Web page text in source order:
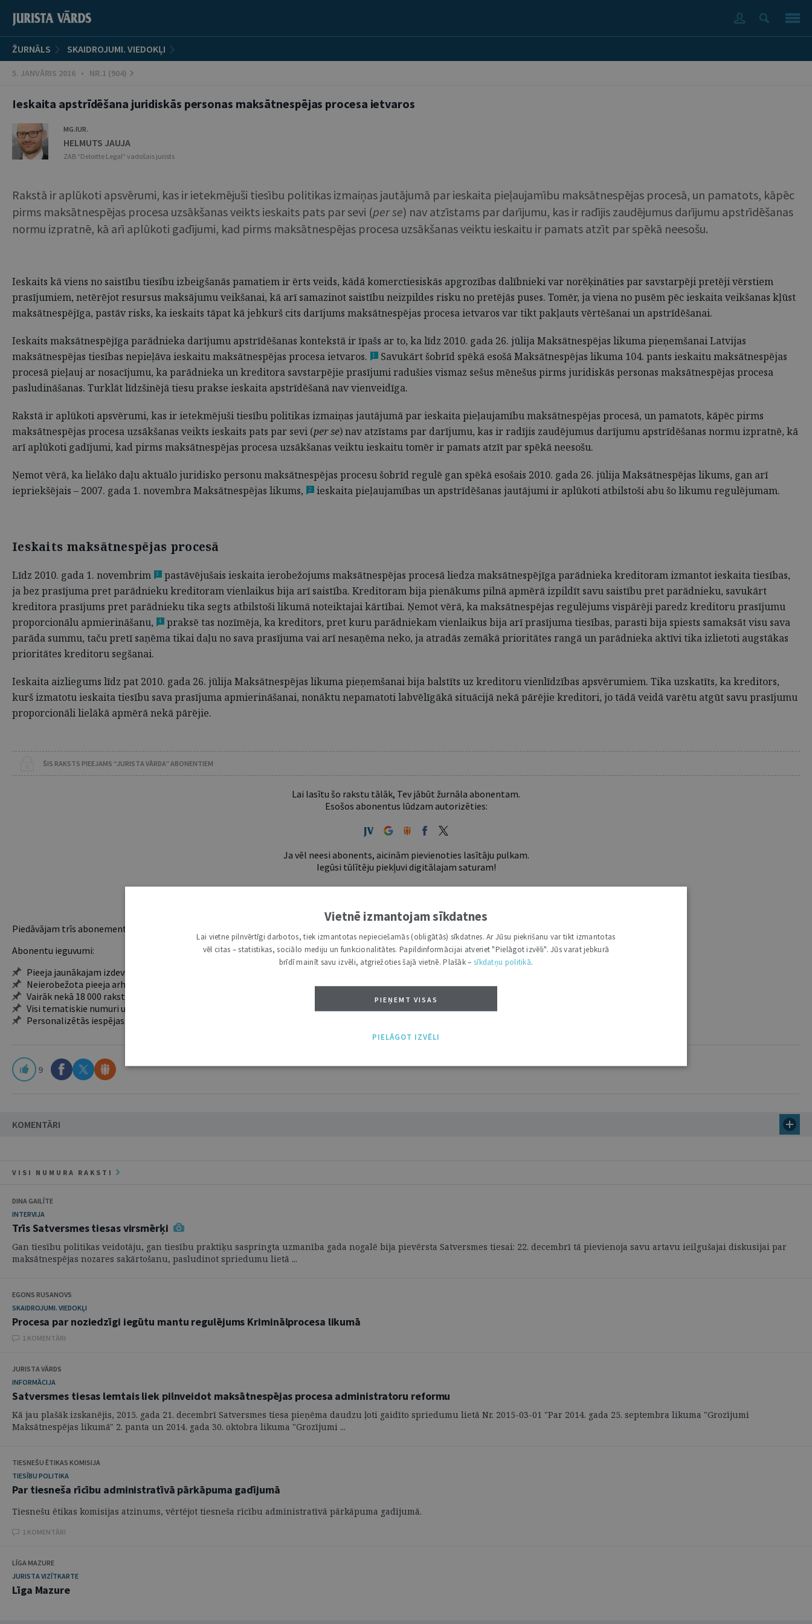
ŽURNĀLS SKAIDROJUMI. VIEDOKĻI
5. JANVĀRIS 2016 • NR.1 (904)
Ieskaita apstrīdēšana juridiskās personas maksātnespējas procesa ietvaros
MG.IUR.
HELMUTS JAUJA
ZAB “Deloitte Legal” vadošais jurists
Rakstā ir aplūkoti apsvērumi, kas ir ietekmējuši tiesību politikas izmaiņas jautājumā par ieskaita pieļaujamību maksātnespējas procesā, un pamatots, kāpēc
pirms maksātnespējas procesa uzsākšanas veikts ieskaits pats par sevi (perse) nav atzīstams par darījumu, kas ir radījis zaudējumus darījumu apstrīdēšanas
normu izpratnē, kā arī aplūkoti gadījumi, kad pirms maksātnespējas procesa uzsākšanas veiktu ieskaitu ir pamats atzīt par spēkā neesošu.
Ieskaits kā viens no saistību tiesību izbeigšanās pamatiem ir ērts veids, kādā komerctiesiskās apgrozības dalībnieki var norēķināties par savstarpēji pretēji vērstiem
prasījumiem, netērējot resursus maksājumu veikšanai, kā arī samazinot saistību neizpildes risku no pretējās puses. Tomēr, ja viena no pusēm pēc ieskaita veikšanas kļūst
maksātnespējīga, pastāv risks, ka ieskaits tāpat kā jebkurš cits darījums maksātnespējas procesa ietvaros var tikt pakļauts vērtēšanai un apstrīdēšanai.
Ieskaits maksātnespējīga parādnieka darījumu apstrīdēšanas kontekstā ir īpašs ar to, ka līdz 2010. gada 26. jūlija Maksātnespējas likuma pieņemšanai Latvijas
maksātnespējas tiesības nepieļāva ieskaitu maksātnespējas procesa ietvaros.
1
Savukārt šobrīd spēkā esošā Maksātnespējas likuma 104. pants ieskaitu maksātnespējas
procesā pieļauj ar nosacījumu, ka parādnieka un kreditora savstarpējie prasījumi radušies vismaz sešus mēnešus pirms juridiskās personas maksātnespējas procesa
pasludināšanas. Turklāt līdzšinējā tiesu prakse ieskaita apstrīdēšanā nav vienveidīga.
Rakstā ir aplūkoti apsvērumi, kas ir ietekmējuši tiesību politikas izmaiņas jautājumā par ieskaita pieļaujamību maksātnespējas procesā, un pamatots, kāpēc pirms
maksātnespējas procesa uzsākšanas veikts ieskaits pats par sevi (per se) nav atzīstams par darījumu, kas ir radījis zaudējumus darījumu apstrīdēšanas normu izpratnē, kā
arī aplūkoti gadījumi, kad pirms maksātnespējas procesa uzsākšanas veiktu ieskaitu tomēr ir pamats atzīt par spēkā neesošu.
Ņemot vērā, ka lielāko daļu aktuālo juridisko personu maksātnespējas procesu šobrīd regulē gan spēkā esošais 2010. gada 26. jūlija Maksātnespējas likums, gan arī
iepriekšējais – 2007. gada 1. novembra Maksātnespējas likums,
2 ieskaita pieļaujamības un apstrīdēšanas jautājumi ir aplūkoti atbilstoši abu šo likumu regulējumam.
Ieskaits maksātnespējas procesā
Līdz 2010. gada 1. novembrim 3
pastāvējušais ieskaita ierobežojums maksātnespējas procesā liedza maksātnespējīga parādnieka kreditoram izmantot ieskaita tiesības,
ja bez prasījuma pret parādnieku kreditoram vienlaikus bija arī saistība. Kreditoram bija pienākums pilnā apmērā izpildīt savu saistību pret parādnieku, savukārt
kreditora prasījums pret parādnieku tika segts atbilstoši likumā noteiktajai kārtībai. Ņemot vērā, ka maksātnespējas regulējums vispārēji paredz kreditoru prasījumu
proporcionālu apmierināšanu,
4
praksē tas nozīmēja, ka kreditors, pret kuru parādniekam vienlaikus bija arī prasījuma tiesības, parasti bija spiests samaksāt visu sava
parāda summu, taču pretī saņēma tikai daļu no sava prasījuma vai arī nesaņēma neko, ja atradās zemākā prioritātes rangā un parādnieka aktīvi tika izlietoti augstākas
prioritātes kreditoru segšanai.
Ieskaita aizliegums līdz pat 2010. gada 26. jūlija Maksātnespējas likuma pieņemšanai bija balstīts uz kreditoru vienlīdzības apsvērumiem. Tika uzskatīts, ka kreditors,
kurš izmatotu ieskaita tiesību sava prasījuma apmierināšanai, nonāktu nepamatoti labvēlīgākā situācijā nekā pārējie kreditori, jo tādā veidā varētu atgūt savu prasījumu
proporcionāli lielākā apmērā nekā pārējie.
ŠIS RAKSTS PIEEJAMS “JURISTA VĀRDA” ABONENTIEM
Lai lasītu šo rakstu tālāk, Tev jābūt žurnāla abonentam.
Esošos abonentus lūdzam autorizēties:
Ja vēl neesi abonents, aicinām pievienoties lasītāju pulkam.
Iegūsi tūlītēju piekļuvi digitālajam saturam!
Piedāvājam trīs abonementu veidus. Vienam lietotājam piemērotākais ir "Mazais" (3, 6 un 12 mēnešiem).
Abonentu ieguvumi:
Pieeja jaunākajam izdevumam
Neierobežota pieeja arhīvam – 24 h/7 d.
Vairāk nekā 18 000 rakstu un 2000 autoru
Visi tematiskie numuri un ikgadējie grāmatžurnāli
Personalizētās iespējas – piezīmes, citāti, mapes
9
KOMENTĀRI
VISI NUMURA RAKSTI
DINA GAILĪTE
INTERVIJA
Trīs Satversmes tiesas virsmērķi
Gan tiesību politikas veidotāju, gan tiesību praktiķu saspringta uzmanība gada nogalē bija pievērsta Satversmes tiesai: 22. decembrī tā pievienoja savu artavu ieilgušajai diskusijai par
maksātnespējas nozares sakārtošanu, pasludinot spriedumu lietā ...
EGONS RUSANOVS
SKAIDROJUMI. VIEDOKĻI
Procesa par noziedzīgi iegūtu mantu regulējums Kriminālprocesa likumā
1 KOMENTĀRI
JURISTA VĀRDS
INFORMĀCIJA
Satversmes tiesas lemtais liek pilnveidot maksātnespējas procesa administratoru reformu
Kā jau plašāk izskanējis, 2015. gada 21. decembrī Satversmes tiesa pieņēma daudzu ļoti gaidīto spriedumu lietā Nr. 2015-03-01 "Par 2014. gada 25. septembra likuma "Grozījumi
Maksātnespējas likumā" 2. panta un 2014. gada 30. oktobra likuma "Grozījumi ...
TIESNEŠU ĒTIKAS KOMISIJA
TIESĪBU POLITIKA
Par tiesneša rīcību administratīvā pārkāpuma gadījumā
Tiesnešu ētikas komisijas atzinums, vērtējot tiesneša rīcību administratīvā pārkāpuma gadījumā.
1 KOMENTĀRI
LĪGA MAZURE
JURISTA VIZĪTKARTE
Līga Mazure
Vietnē izmantojam sīkdatnes
Lai vietne pilnvērtīgi darbotos, tiek izmantotas nepieciešamās (obligātās) sīkdatnes. Ar Jūsu piekrišanu var tikt izmantotas
vēl citas – statistikas, sociālo mediju un funkcionalitātes. Papildinformācijai atveriet "Pielāgot izvēli". Jūs varat jebkurā
brīdī mainīt savu izvēli, atgriežoties šajā vietnē. Plašāk – sīkdatņu politikā.
PIEŅEMT VISAS
PIELĀGOT IZVĒLI